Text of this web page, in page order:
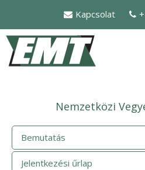
tartalomra
Kapcsolat
Nemzetközi
Bemutatás
Jelentkezési űrlap